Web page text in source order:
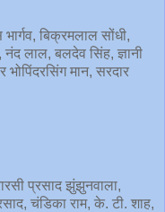
बिक्रमलाल सोंधी,
लाल, बलदेव सिंह, ज्ञानी
मान, सरदार
प्रसाद झुंझुनवाला,
चंडिका राम, के. टी. शाह,